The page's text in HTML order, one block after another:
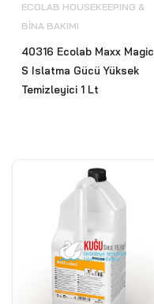
ECOLAB HOUSEKEEPING &
BİNA BAKIMI
40316 Ecolab Maxx Magic
S Islatma Gücü Yüksek
Temizleyici 1 Lt